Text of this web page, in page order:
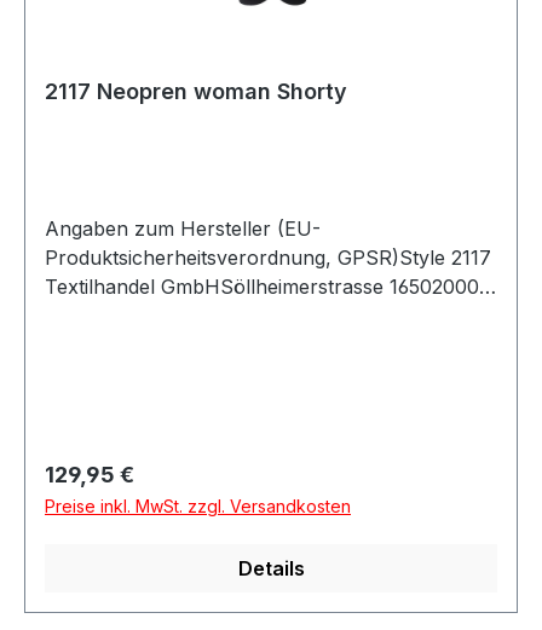
2117 Neopren woman Shorty
Angaben zum Hersteller (EU-
Produktsicherheitsverordnung, GPSR)Style 2117
Textilhandel GmbHSöllheimerstrasse 16502000
Regulärer Preis:
129,95 €
Preise inkl. MwSt. zzgl. Versandkosten
Details